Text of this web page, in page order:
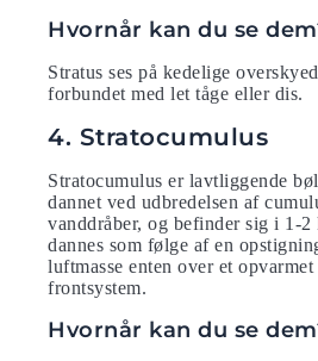
Hvornår kan du se
Stratus ses på kedelige
forbundet med let tåge eller dis.
4. Stratocumulus
Stratocumulus er lavtliggende
dannet ved udbredelsen af
vanddråber, og befinder sig i 1-
dannes som følge af en
luftmasse enten over et
frontsystem.
Hvornår kan du se